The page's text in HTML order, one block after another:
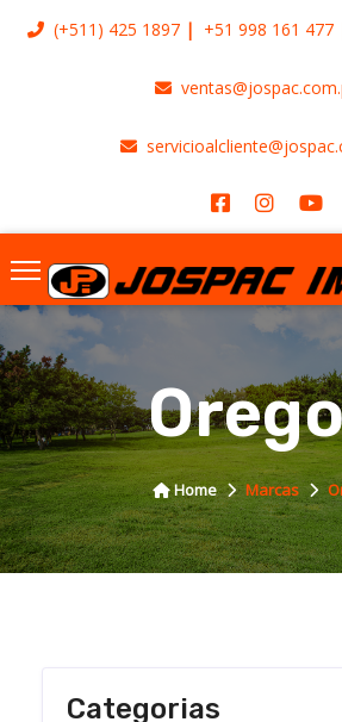
(+511) 425 1897 +51 998 161 477
Home Marcas
Categorias